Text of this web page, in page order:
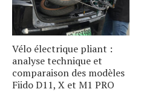
Vélo électrique pliant :
analyse technique et
comparaison des modèles
Fiido D11, X et M1 PRO